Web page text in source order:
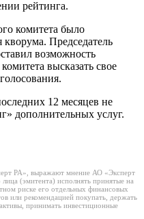
рейтинга.
комитета было
кворума. Председатель
возможность
высказать свое
12 месяцев не
дополнительных услуг.
РА», выражают мнение АО «Эксперт
(эмитента) исполнять принятые на
риске его отдельных финансовых
или рекомендацией покупать, держать
принимать инвестиционные